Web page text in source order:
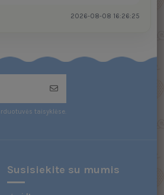
2026-08-08 16:26:25
taisyklėse.
Susisiekite su mumis